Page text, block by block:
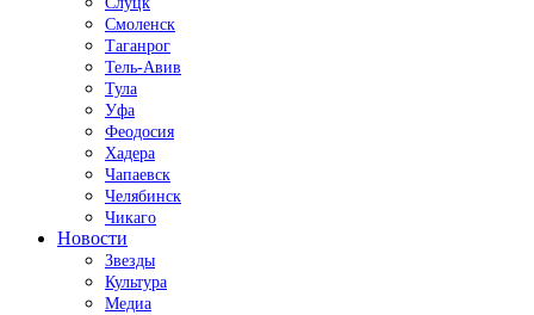
Смоленск
Таганрог
Тель-Авив
Тула
Уфа
Феодосия
Хадера
Чапаевск
Челябинск
Чикаго
Новости
Звезды
Культура
Медиа